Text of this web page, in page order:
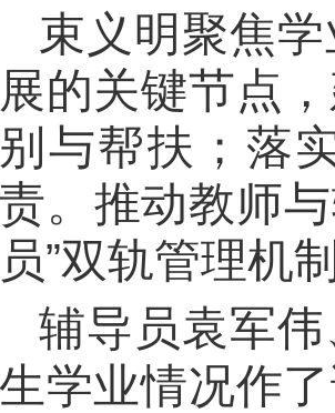
束义明聚焦
展的关键节点
别与帮扶；落
责。推动教师
员”双轨管理机
辅导员袁军
生学业情况作